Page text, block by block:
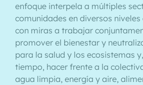
enfoque interpela a múltiples
comunidades en diversos
con miras a trabajar
promover el bienestar y
para la salud y los ecosistemas
tiempo, hacer frente a la
agua limpia, energía y aire,